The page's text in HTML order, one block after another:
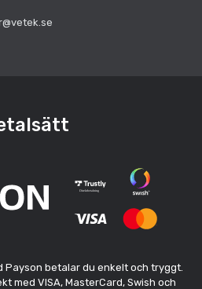
Payson betalar du enkelt och tryggt.
med VISA, MasterCard, Swish och